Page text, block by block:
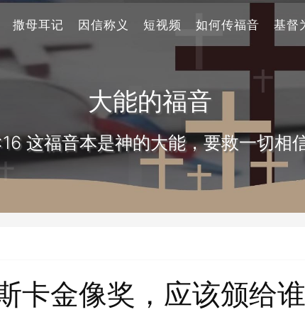
撒母耳记 因信称义 短视频 如何传福音 基督
大能的福音
这福音本是神的大能，要救一切相
卡金像奖，应该颁给